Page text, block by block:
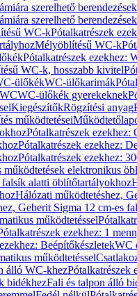
szerelhető
szerelhető
WC-kPótalkatrészek
Mélyöblítésű WC-k
Pótalkatrészek ezekhez:
WC-k, hosszabb kivitel
ülőkékWC-ülőkarimák
WC-ülőkék gyerekeknek
KiegészítőkRögzítési anyag
működtetései
Pótalkatrészek
Pótalkatrészek ezekhez:
Pótalkatrészek ezekhez:
elektronikus
alatti öblítőtartályokhoz
Hálózati működtetéshez,
Geberit Sigma 12 cm-es
működtetéssel
ezekhez: 1
BeépítőkészletekWC
működtetéssel
álló WC-khezPótalkatrészek
bidékhezFali és talpon álló